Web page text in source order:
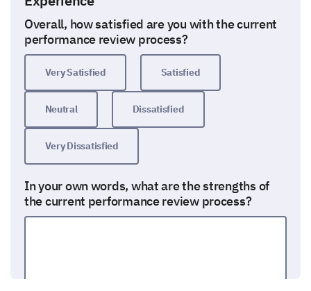
Overall, how satisfied are you with the current
performance review process?
Very Satisfied Satisfied
Neutral Dissatisfied
Very Dissatisfied
In your own words, what are the strengths of
the current performance review process?